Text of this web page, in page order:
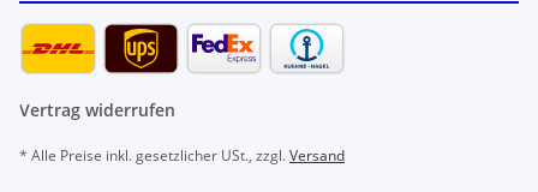
Vertrag widerrufen
* Alle Preise inkl. gesetzlicher USt., zzgl.Versand